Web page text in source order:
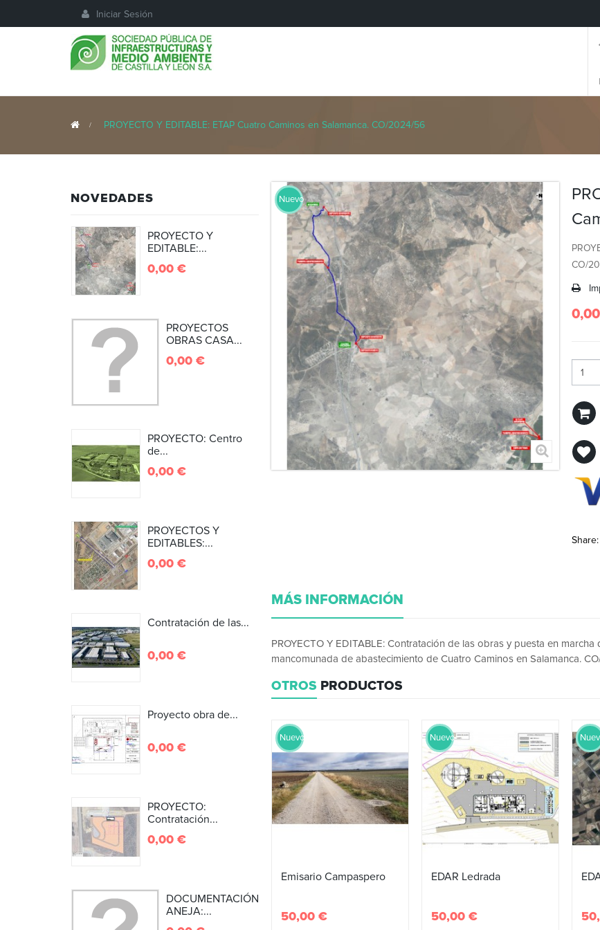
Iniciar Sesión
> PROYECTO Y EDITABLE: ETAP Cuatro Caminos en Salamanca. CO/2024/56
NOVEDADES
PROYECTO Y
EDITABLE:...
0,00 €
PROYECTOS
OBRAS CASA...
0,00 €
PROYECTO: Centro
de...
0,00 €
PROYECTOS Y
EDITABLES:...
0,00 €
Contratación de las...
0,00 €
Proyecto obra de...
0,00 €
PROYECTO:
Contratación...
0,00 €
DOCUMENTACIÓN
ANEJA:...
Nuevo
CO/
Share:
MÁS INFORMACIÓN
PROYECTO Y EDITABLE: Contratación de las obras y puesta en
mancomunada de abastecimiento de Cuatro Caminos en Salamanca.
OTROS PRODUCTOS
Nuevo
Emisario Campaspero
50,00 €
Nuevo
EDAR Ledrada
50,00 €